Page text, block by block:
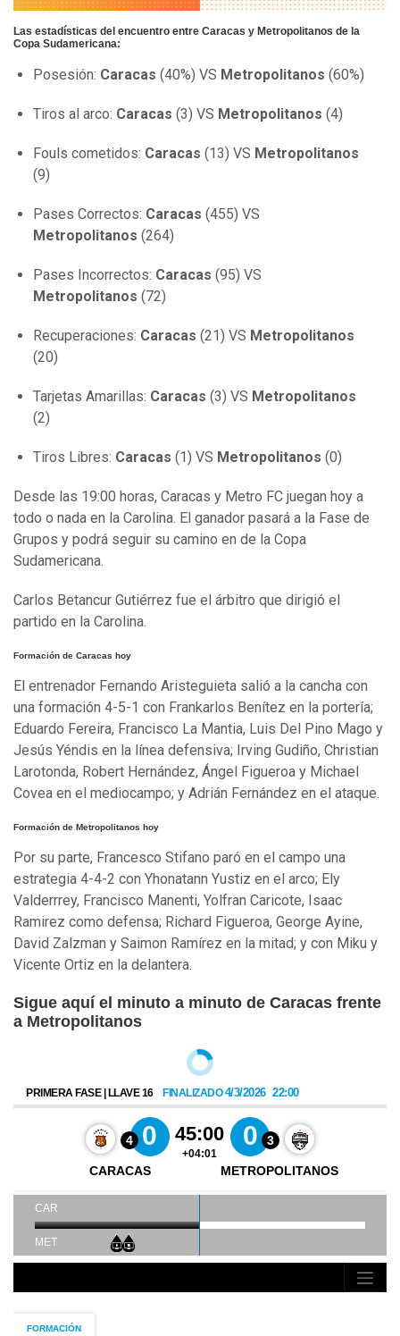
Las estadísticas del encuentro entre Caracas y Metropolitanos de la
Copa Sudamericana:
Posesión: Caracas (40%) VS Metropolitanos (60%)
Tiros al arco: Caracas (3) VS Metropolitanos (4)
Fouls cometidos: Caracas (13) VS Metropolitanos
(9)
Pases Correctos: Caracas (455) VS
Metropolitanos (264)
Pases Incorrectos: Caracas (95) VS
Metropolitanos (72)
Recuperaciones: Caracas (21) VS Metropolitanos
(20)
Tarjetas Amarillas: Caracas (3) VS Metropolitanos
(2)
Tiros Libres: Caracas (1) VS Metropolitanos (0)
Desde las 19:00 horas, Caracas y Metro FC juegan hoy a
todo o nada en la Carolina. El ganador pasará a la Fase de
Grupos y podrá seguir su camino en de la Copa
Sudamericana.
Carlos Betancur Gutiérrez fue el árbitro que dirigió el
partido en la Carolina.
Formación de Caracas hoy
El entrenador Fernando Aristeguieta salió a la cancha con
una formación 4-5-1 con Frankarlos Benítez en la portería;
Eduardo Fereira, Francisco La Mantia, Luis Del Pino Mago y
Jesús Yéndis en la línea defensiva; Irving Gudiño, Christian
Larotonda, Robert Hernández, Ángel Figueroa y Michael
Covea en el mediocampo; y Adrián Fernández en el ataque.
Formación de Metropolitanos hoy
Por su parte, Francesco Stifano paró en el campo una
estrategia 4-4-2 con Yhonatann Yustiz en el arco; Ely
Valderrrey, Francisco Manenti, Yolfran Caricote, Isaac
Ramirez como defensa; Richard Figueroa, George Ayine,
David Zalzman y Saimon Ramírez en la mitad; y con Miku y
Vicente Ortiz en la delantera.
Sigue aquí el minuto a minuto de Caracas frente
a Metropolitanos